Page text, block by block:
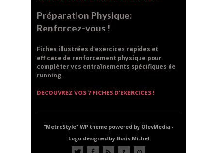
Préparation Physique:
Renforcez-vous !
Fiches illustrées d'exercices rapides et
efficace de renforcement physique pour
compléter vos entraînements spécifiques de
running.
DECOUVREZ VOS 7 FICHES D'EXERCICES !
"MetroStyle" WP theme powered by OlevMedia -
Logo designed by Boris Michel